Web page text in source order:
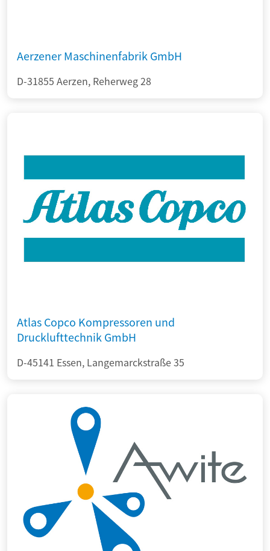
Aerzener Maschinenfabrik GmbH
D-31855 Aerzen, Reherweg 28
Atlas Copco Kompressoren und
Drucklufttechnik GmbH
D-45141 Essen, Langemarckstraße 35